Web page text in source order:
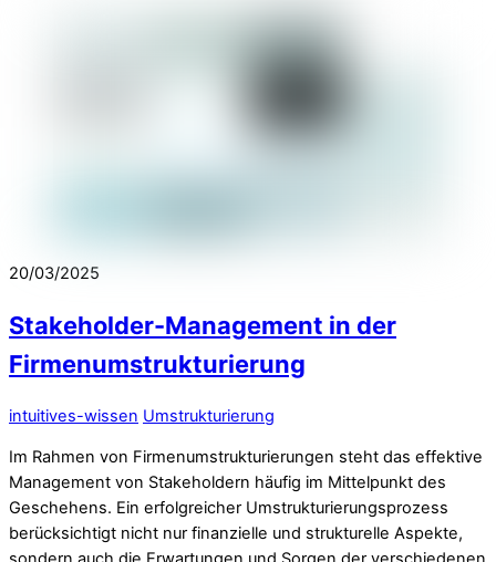
20/03/2025
Stakeholder-Management in der
Firmenumstrukturierung
intuitives-wissen Umstrukturierung
Im Rahmen von Firmenumstrukturierungen steht das effektive
Management von Stakeholdern häufig im Mittelpunkt des
Geschehens. Ein erfolgreicher Umstrukturierungsprozess
berücksichtigt nicht nur finanzielle und strukturelle Aspekte,